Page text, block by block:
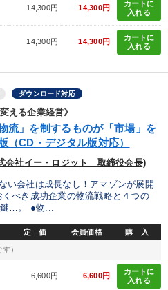
14,300円 14,300円
カートに
入れる
14,300円 14,300円
カートに
入れる
ダウンロード対応
える企業経営》
流」を制するものが「市場」を
（CD・デジタル版対応）
会社イー・ロジット 取締役会長)
い会社は成長なし！アマゾンが展開
べき成功企業の物流戦略と４つの
…。 ●物...
定 価 会員価格 購 入
）
6,600円 6,600円
カートに
入れる